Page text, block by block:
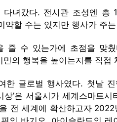
녀갔다. 전시관 조성엔
할 수는 있지만 행사가 주
줄 수 있는가에 초점을 맞
의 행복을 높이는지를 직접
글로벌 행사였다. 첫날
은 서울시가 세계스마트시
전 세계에 확산하고자